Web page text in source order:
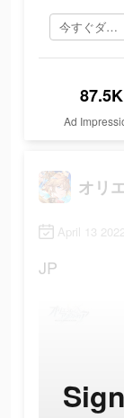
今すぐダウンロード
87.5K
Ad
オリ
April 13
JP